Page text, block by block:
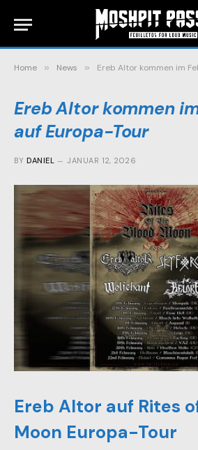
Home » News » Ereb Altor kommen im
Ereb Altor kommen
auf Europa-Tour
BY DANIEL JANUAR 12, 2026
Ereb Altor auf Rites
Moon Europa-Tour